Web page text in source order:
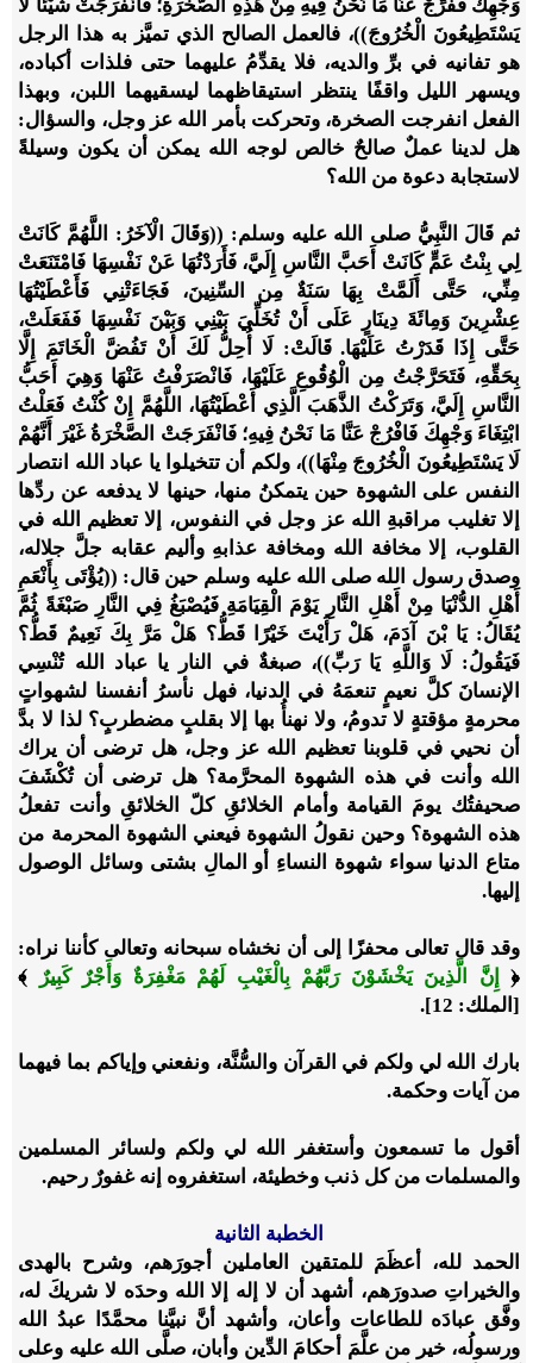
وَجْهِكَ فَفَرِّجْ عَنَّا مَا نَحْنُ فِيهِ مِنْ هَذِهِ الصَّخْرَةِ؛ فَانْفَرَجَتْ شَيْئًا لَا
يَسْتَطِيعُونَ الْخُرُوجَ))، فالعمل الصالح الذي تميَّز به هذا الرجل
هو تفانيه في برِّ والديه، فلا يقدِّمُ عليهما حتى فلذات أكباده،
ويسهر الليل واقفًا ينتظر استيقاظهما ليسقيهما اللبن، وبهذا
الفعل انفرجت الصخرة، وتحركت بأمر الله عز وجل، والسؤال:
هل لدينا عملٌ صالحٌ خالص لوجه الله يمكن أن يكون وسيلةً
لاستجابة دعوة من الله؟
ثم قَالَ النَّبِيُّ صلى الله عليه وسلم: ((وَقَالَ الْآخَرُ: اللَّهُمَّ كَانَتْ
لِي بِنْتُ عَمٍّ كَانَتْ أَحَبَّ النَّاسِ إِلَيَّ، فَأَرَدْتُهَا عَنْ نَفْسِهَا فَامْتَنَعَتْ
مِنِّي، حَتَّى أَلَمَّتْ بِهَا سَنَةٌ مِن السِّنِينَ، فَجَاءَتْنِي فَأَعْطَيْتُهَا
عِشْرِينَ وَمِائَةَ دِينَارٍ عَلَى أَنْ تُخَلِّيَ بَيْنِي وَبَيْنَ نَفْسِهَا فَفَعَلَتْ،
حَتَّى إِذَا قَدَرْتُ عَلَيْهَا. قَالَتْ: لَا أُحِلُّ لَكَ أَنْ تَفُضَّ الْخَاتَمَ إِلَّا
بِحَقِّهِ، فَتَحَرَّجْتُ مِن الْوُقُوعِ عَلَيْهَا، فَانْصَرَفْتُ عَنْهَا وَهِيَ أَحَبُّ
النَّاسِ إِلَيَّ، وَتَرَكْتُ الذَّهَبَ الَّذِي أَعْطَيْتُهَا، اللَّهُمَّ إِنْ كُنْتُ فَعَلْتُ
ابْتِغَاءَ وَجْهِكَ فَافْرُجْ عَنَّا مَا نَحْنُ فِيهِ؛ فَانْفَرَجَتْ الصَّخْرَةُ غَيْرَ أَنَّهُمْ
لَا يَسْتَطِيعُونَ الْخُرُوجَ مِنْهَا))، ولكم أن تتخيلوا يا عباد الله انتصار
النفس على الشهوة حين يتمكنُ منها، حينها لا يدفعه عن ردِّها
إلا تغليب مراقبةِ الله عز وجل في النفوس، إلا تعظيم الله في
القلوب، إلا مخافة الله ومخافة عذابهِ وأليم عقابه جلَّ جلاله،
وصدق رسول الله صلى الله عليه وسلم حين قال: ((يُؤْتَى بِأَنْعَمِ
أَهْلِ الدُّنْيَا مِنْ أَهْلِ النَّارِ يَوْمَ الْقِيَامَةِ فَيُصْبَغُ فِي النَّارِ صَبْغَةً ثُمَّ
يُقَالُ: يَا بْنَ آدَمَ، هَلْ رَأَيْتَ خَيْرًا قَطُّ؟ هَلْ مَرَّ بِكَ نَعِيمٌ قَطُّ؟
فَيَقُولُ: لَا وَاللَّهِ يَا رَبِّ))، صبغةٌ في النار يا عباد الله تُنْسِي
الإنسانَ كلَّ نعيمٍ تنعمَهُ في الدنيا، فهل نأسرُ أنفسنا لشهواتٍ
محرمةٍ مؤقتةٍ لا تدومُ، ولا نهنأُ بها إلا بقلبٍ مضطربٍ؟ لذا لا بدَّ
أن نحيي في قلوبنا تعظيم الله عز وجل، هل ترضى أن يراك
الله وأنت في هذه الشهوة المحرَّمة؟ هل ترضى أن تُكْشَفَ
صحيفتُك يومَ القيامة وأمام الخلائقِ كلّ الخلائقِ وأنت تفعلُ
هذه الشهوة؟ وحين نقولُ الشهوة فيعني الشهوة المحرمة من
متاع الدنيا سواء شهوة النساءِ أو المالِ بشتى وسائل الوصول
إليها.
وقد قال تعالى محفزًا إلى أن نخشاه سبحانه وتعالى كأننا نراه:
﴿ إِنَّ الَّذِينَ يَخْشَوْنَ رَبَّهُمْ بِالْغَيْبِ لَهُمْ مَغْفِرَةٌ وَأَجْرٌ كَبِيرٌ
﴾
[الملك: 12].
بارك الله لي ولكم في القرآن والسُّنَّة، ونفعني وإياكم بما فيهما
من آيات وحكمة.
أقول ما تسمعون وأستغفر الله لي ولكم ولسائر المسلمين
والمسلمات من كل ذنب وخطيئة، استغفروه إنه غفورٌ رحيم.
الخطبة الثانية
الحمد لله، أعظَمَ للمتقين العاملين أجورَهم، وشرح بالهدى
والخيراتِ صدورَهم، أشهد أن لا إله إلا الله وحدَه لا شريكَ له،
وفَّق عبادَه للطاعات وأعان، وأشهد أنَّ نبيَّنا محمَّدًا عبدُ الله
ورسولُه، خير من علَّمَ أحكامَ الدِّين وأبان، صلَّى الله عليه وعلى